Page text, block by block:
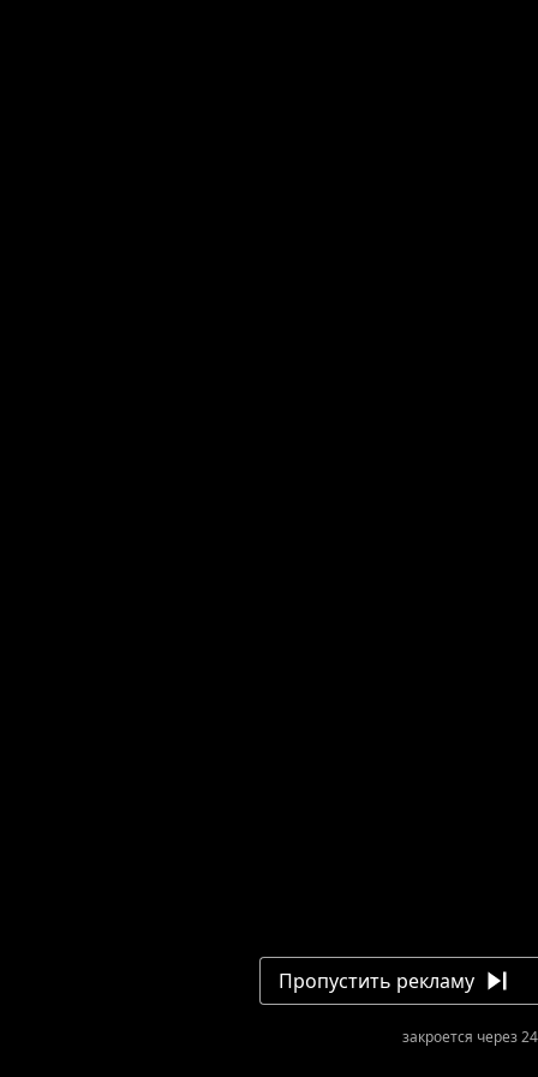
Пропустить рекламу
закроется через 24